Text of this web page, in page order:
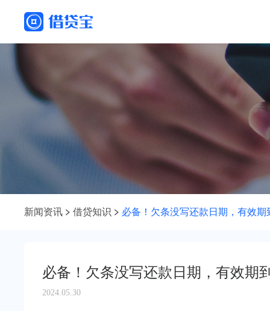
新闻资讯 借贷知识 必备！欠条没写还款日期，有效期
必备！欠条没写还款日期，有效期
2024.05.30